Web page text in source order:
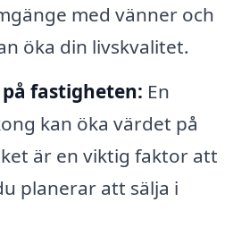
med vänner och
öka din livskvalitet.
fastigheten: En
kan öka värdet på
är en viktig faktor att
planerar att sälja i